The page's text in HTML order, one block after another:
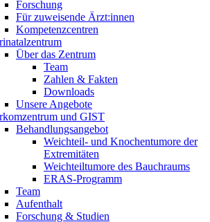
Forschung
Für zuweisende Ärzt:innen
Kompetenzcentren
Über das Zentrum
Team
Zahlen & Fakten
Downloads
Unsere Angebote
und GIST
Behandlungsangebot
Weichteil- und Knochentumore der
Extremitäten
Weichteiltumore des Bauchraums
ERAS-Programm
Team
Aufenthalt
Forschung & Studien